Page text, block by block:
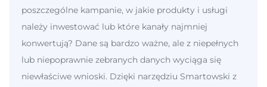
poszczególne kampanie, w jakie produkty i usługi
należy inwestować lub które kanały najmniej
konwertują? Dane są bardzo ważne, ale z niepełnych
lub niepoprawnie zebranych danych wyciąga się
niewłaściwe wnioski. Dzięki narzędziu Smartowski z